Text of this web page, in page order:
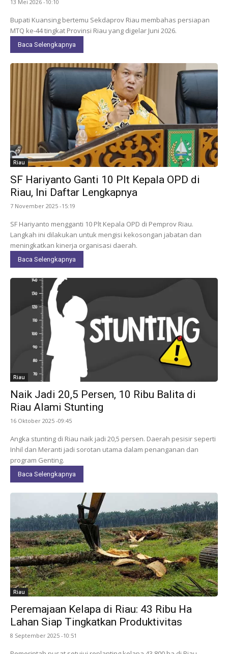
13 Mei 2026 -10:10
Bupati Kuansing bertemu Sekdaprov Riau membahas persiapan
MTQ ke-44 tingkat Provinsi Riau yang digelar Juni 2026.
Baca Selengkapnya
Riau
SF Hariyanto Ganti 10 Plt Kepala OPD di
Riau, Ini Daftar Lengkapnya
7 November 2025 -15:19
SF Hariyanto mengganti 10 Plt Kepala OPD di Pemprov Riau.
Langkah ini dilakukan untuk mengisi kekosongan jabatan dan
meningkatkan kinerja organisasi daerah.
Baca Selengkapnya
Riau
Naik Jadi 20,5 Persen, 10 Ribu Balita di
Riau Alami Stunting
16 Oktober 2025 -09:45
Angka stunting di Riau naik jadi 20,5 persen. Daerah pesisir seperti
Inhil dan Meranti jadi sorotan utama dalam penanganan dan
program Genting.
Baca Selengkapnya
Riau
Peremajaan Kelapa di Riau: 43 Ribu Ha
Lahan Siap Tingkatkan Produktivitas
8 September 2025 -10:51